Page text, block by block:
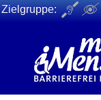
Zielgruppe: